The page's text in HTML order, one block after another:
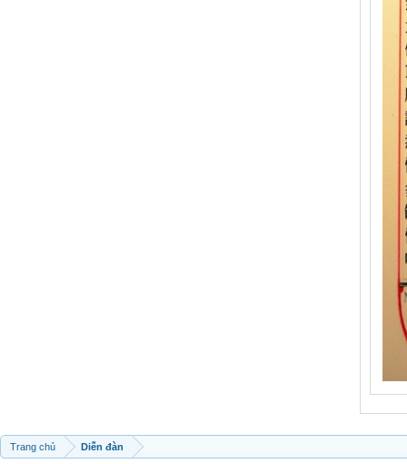
Trang chủ Diễn đàn